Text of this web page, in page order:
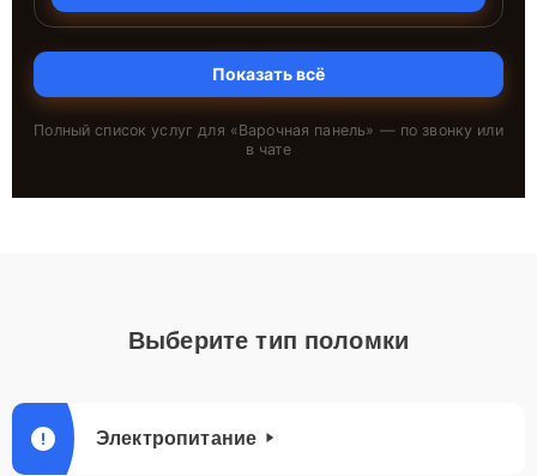
Показать всё
Полный список услуг для «Варочная панель» — по звонку или
в чате
Выберите тип поломки
Электропитание